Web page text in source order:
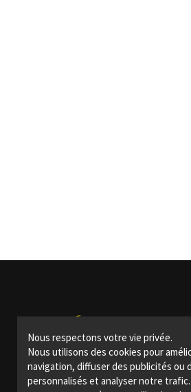
Nous respectons votre vie privée.
Nous utilisons des cookies pour
navigation, diffuser des publicités ou
personnalisés et analyser notre
Bars